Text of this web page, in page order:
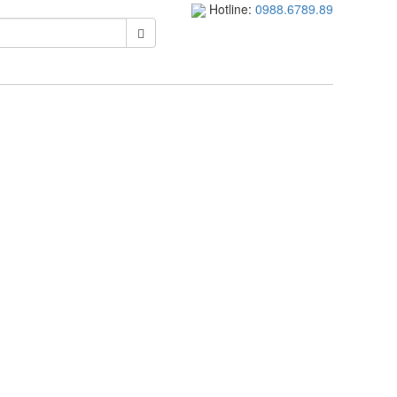
Hotline: 0988.6789.89